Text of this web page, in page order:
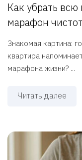
Как убрать
марафон
Знакомая картина:
квартира
марафона жизни? ...
Читать далее